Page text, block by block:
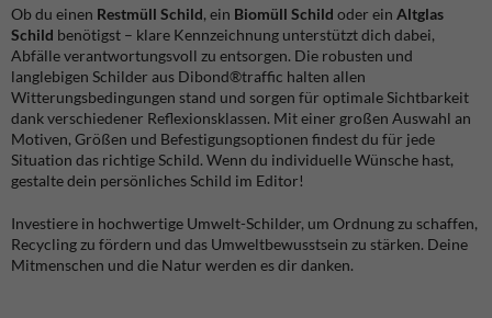
Ob du einen Restmüll Schild, ein Biomüll Schild oder ein Altglas
Schild benötigst – klare Kennzeichnung unterstützt dich dabei,
Abfälle verantwortungsvoll zu entsorgen. Die robusten und
langlebigen Schilder aus Dibond®traffic halten allen
Witterungsbedingungen stand und sorgen für optimale Sichtbarkeit
dank verschiedener Reflexionsklassen. Mit einer großen Auswahl an
Motiven, Größen und Befestigungsoptionen findest du für jede
Situation das richtige Schild. Wenn du individuelle Wünsche hast,
gestalte dein persönliches Schild im Editor!
Investiere in hochwertige Umwelt-Schilder, um Ordnung zu schaffen,
Recycling zu fördern und das Umweltbewusstsein zu stärken. Deine
Mitmenschen und die Natur werden es dir danken.